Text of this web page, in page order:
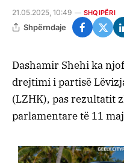
21.05.2025, 10:49 SHQIPËRI
Shpërndaje
Dashamir Shehi ka
drejtimi i partisë
(LZHK), pas rezultatit
parlamentare të 11